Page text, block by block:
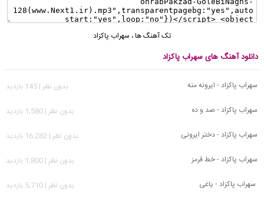
تک آهنگ ها، سهراب پاکزاد
دانلود آهنگ های سهراب پاکزاد
سهراب پاکزاد - ایرونه منه
بدون نظر | 145 بازدید
سهراب پاکزاد - صد و ده
بدون نظر | 1,580 بازدید
سهراب پاکزاد - دختر ایرونی
بدون نظر | 16,282 بازدید
سهراب پاکزاد - خط قرمز
بدون نظر | 1,800 بازدید
سهراب پاکزاد - یاغی
بدون نظر | 5,710 بازدید